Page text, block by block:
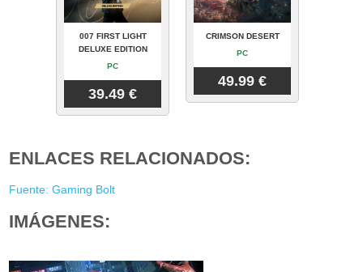
007 FIRST LIGHT
DELUXE EDITION
PC
39.49 €
CRIMSON DESERT
PC
49.99 €
ENLACES RELACIONADOS:
Fuente: Gaming Bolt
IMÁGENES: